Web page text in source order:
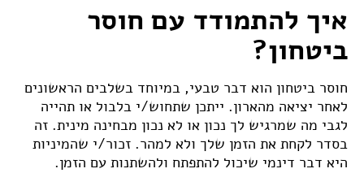
איך להתמודד עם חוסר
ביטחון?
חוסר ביטחון הוא דבר טבעי, במיוחד בשלבים הראשונים
לאחר יציאה מהארון. ייתכן שתחוש/י בלבול או תהייה
לגבי מה שמרגיש לך נכון או לא נכון מבחינה מינית. זה
בסדר לקחת את הזמן שלך ולא למהר. זכור/י שהמיניות
היא דבר דינמי שיכול להתפתח ולהשתנות עם הזמן.